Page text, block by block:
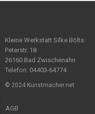
Kleine Werkstatt Silke Bölts
Peterstr. 18
26160 Bad Zwischenahn
Telefon: 04403-64774
© 2024 Kunstmacher.net
AGB